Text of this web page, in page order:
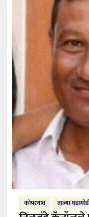
कोपरगाव ताज्या